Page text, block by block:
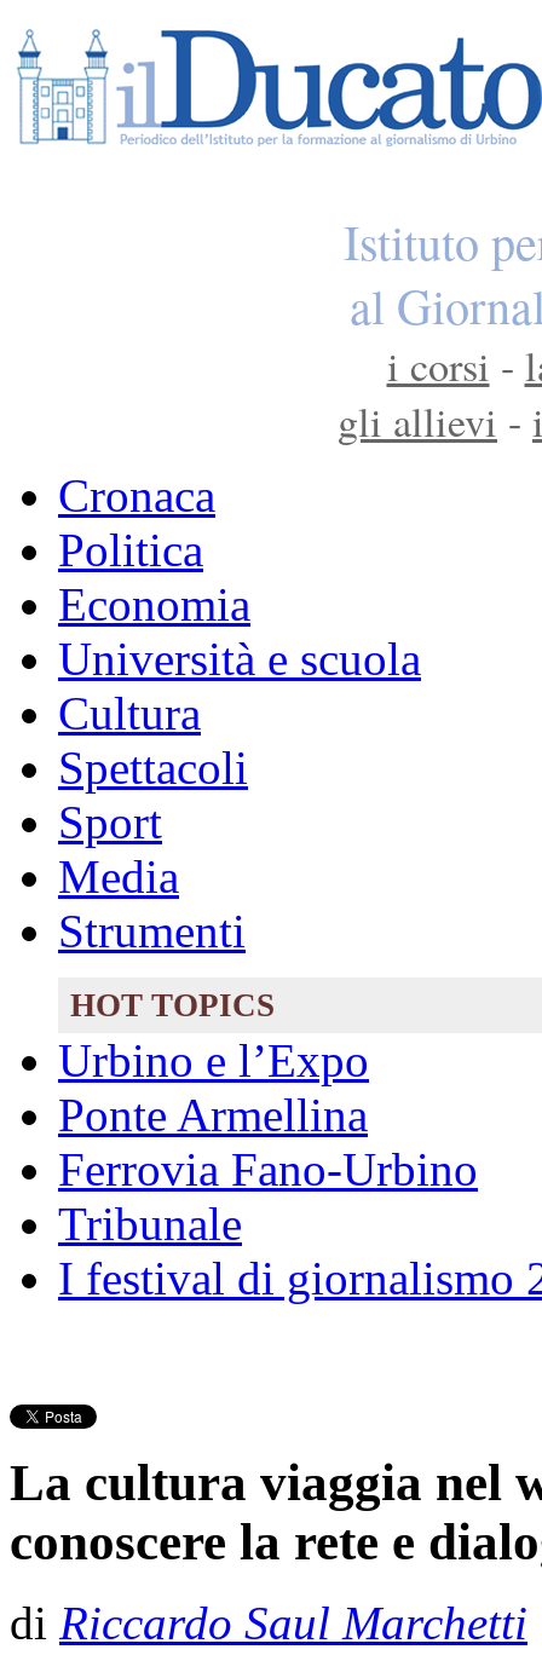
Istituto
al
i corsi -
gli allievi -
Cronaca
Politica
Economia
Università e scuola
Cultura
Spettacoli
Sport
Media
Strumenti
HOT TOPICS
Urbino e l’Expo
Ponte Armellina
Ferrovia Fano-Urbino
Tribunale
I festival di giornalismo
La cultura viaggia nel
conoscere la rete e
di Riccardo Saul Marchetti